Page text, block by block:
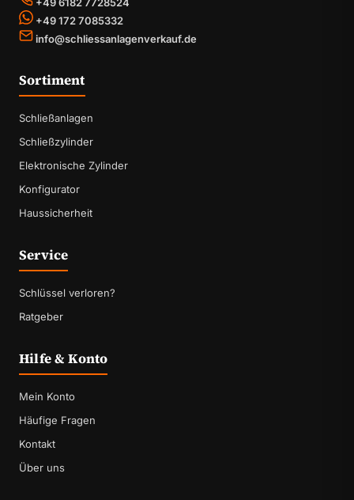
+49 172 7085332
info@schliessanlagenverkauf.de
Sortiment
Schließanlagen
Schließzylinder
Elektronische Zylinder
Konfigurator
Haussicherheit
Service
Schlüssel verloren?
Ratgeber
Hilfe & Konto
Mein Konto
Häufige Fragen
Kontakt
Über uns